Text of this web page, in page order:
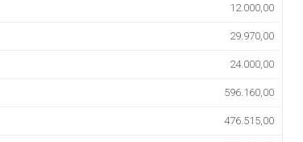
12.000,00
29.970,00
24.000,00
596.160,00
476.515,00